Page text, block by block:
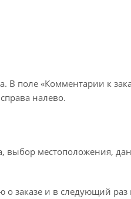
поле «Комментарии к
налево.
выбор местоположения,
заказе и в следующий